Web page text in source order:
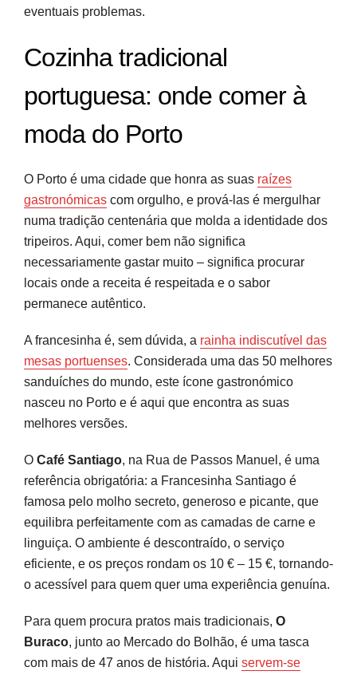
eventuais problemas.
Cozinha tradicional
portuguesa: onde comer à
moda do Porto
O Porto é uma cidade que honra as suas raízes
gastronómicas com orgulho, e prová-las é mergulhar
numa tradição centenária que molda a identidade dos
tripeiros. Aqui, comer bem não significa
necessariamente gastar muito – significa procurar
locais onde a receita é respeitada e o sabor
permanece autêntico.
A francesinha é, sem dúvida, a rainha indiscutível das
mesas portuenses. Considerada uma das 50 melhores
sanduíches do mundo, este ícone gastronómico
nasceu no Porto e é aqui que encontra as suas
melhores versões.
O Café Santiago, na Rua de Passos Manuel, é uma
referência obrigatória: a Francesinha Santiago é
famosa pelo molho secreto, generoso e picante, que
equilibra perfeitamente com as camadas de carne e
linguiça. O ambiente é descontraído, o serviço
eficiente, e os preços rondam os 10 € – 15 €, tornando-
o acessível para quem quer uma experiência genuína.
Para quem procura pratos mais tradicionais, O
Buraco, junto ao Mercado do Bolhão, é uma tasca
com mais de 47 anos de história. Aqui servem-se